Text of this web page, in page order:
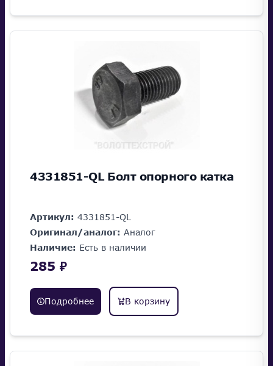
4331851-QL Болт опорного катка
Артикул: 4331851-QL
Оригинал/аналог: Аналог
Наличие: Есть в наличии
285 ₽
Подробнее В корзину